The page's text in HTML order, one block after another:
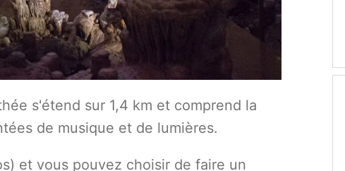
s'étend sur 1,4 km et comprend la
de musique et de lumières.
et vous pouvez choisir de faire un